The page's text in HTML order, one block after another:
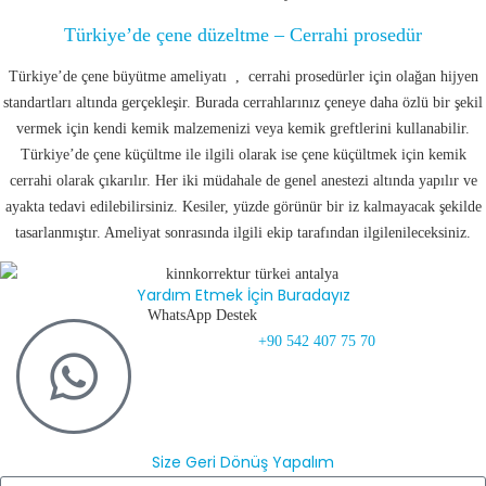
Türkiye’de çene düzeltme – Cerrahi prosedür
Türkiye’de çene büyütme ameliyatı , cerrahi prosedürler için olağan hijyen
standartları altında gerçekleşir. Burada cerrahlarınız çeneye daha özlü bir şekil
vermek için kendi kemik malzemenizi veya kemik greftlerini kullanabilir.
Türkiye’de çene küçültme ile ilgili olarak ise çene küçültmek için kemik
cerrahi olarak çıkarılır. Her iki müdahale de genel anestezi altında yapılır ve
ayakta tedavi edilebilirsiniz. Kesiler, yüzde görünür bir iz kalmayacak şekilde
tasarlanmıştır. Ameliyat sonrasında ilgili ekip tarafından ilgilenileceksiniz.
Yardım Etmek İçin Buradayız
WhatsApp Destek
+90 542 407 75 70
Size Geri Dönüş Yapalım